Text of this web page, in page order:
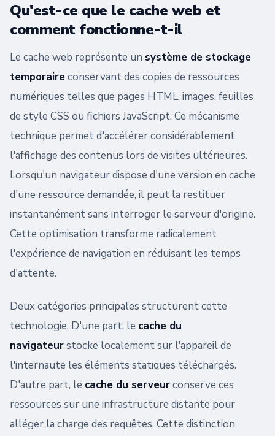
Qu'est-ce que le cache web et
comment fonctionne-t-il
Le cache web représente un système de stockage
temporaireconservant des copies de ressources
numériques telles que pages HTML, images, feuilles
de style CSS ou fichiers JavaScript. Ce mécanisme
technique permet d'accélérer considérablement
l'affichage des contenus lors de visites ultérieures.
Lorsqu'un navigateur dispose d'une version en cache
d'une ressource demandée, il peut la restituer
instantanément sans interroger le serveur d'origine.
Cette optimisation transforme radicalement
l'expérience de navigation en réduisant les temps
d'attente.
Deux catégories principales structurent cette
technologie. D'une part, le cache du
navigateurstocke localement sur l'appareil de
l'internaute les éléments statiques téléchargés.
D'autre part, le cache du serveurconserve ces
ressources sur une infrastructure distante pour
alléger la charge des requêtes. Cette distinction